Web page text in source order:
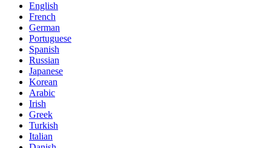
English
French
German
Portuguese
Spanish
Russian
Japanese
Korean
Arabic
Irish
Greek
Turkish
Italian